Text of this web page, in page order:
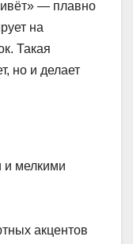
— плавно
на
Такая
но и делает
и мелкими
акцентов